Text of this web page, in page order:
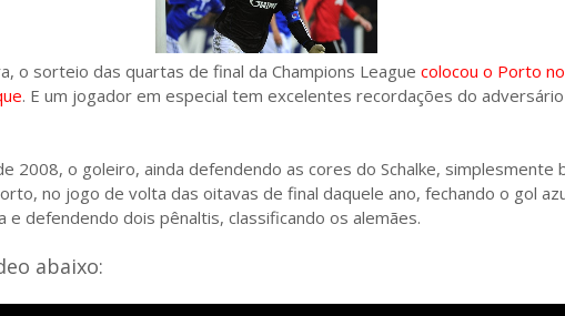
o sorteio das quartas de final da Champions League colocou o Porto
. E um jogador em especial tem excelentes recordações do
2008, o goleiro, ainda defendendo as cores do Schalke, simplesmente
no jogo de volta das oitavas de final daquele ano, fechando o gol
e defendendo dois pênaltis, classificando os alemães.
abaixo: